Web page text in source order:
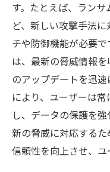
す。たとえば、ラン
ど、新しい攻撃手法
チや防御機能が必要
は、最新の脅威情報
のアップデートを迅
により、ユーザーは
し、データの保護を
新の脅威に対応する
信頼性を向上させ、ユ